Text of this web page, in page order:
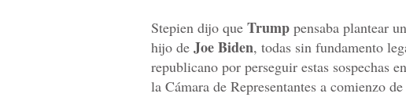
Stepien dijo que Trump pensaba plantear
hijo de Joe Biden, todas sin fundamento
republicano por perseguir estas sospechas
la Cámara de Representantes a comienzo de